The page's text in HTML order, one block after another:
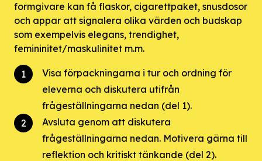
formgivare kan få flaskor, cigarettpaket, snusdosor
och appar att signalera olika värden och budskap
som exempelvis elegans, trendighet,
femininitet/maskulinitet m.m.
Visa förpackningarna i tur och ordning för
eleverna och diskutera utifrån
frågeställningarna nedan (del 1).
Avsluta genom att diskutera
frågeställningarna nedan. Motivera gärna till
reflektion och kritiskt tänkande (del 2).